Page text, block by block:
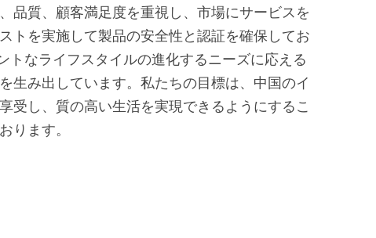
品質、顧客満足度を重視し、市場にサービスを
トを実施して製品の安全性と認証を確保してお
トなライフスタイルの進化するニーズに応える
生み出しています。私たちの目標は、中国のイ
受し、質の高い生活を実現できるようにするこ
ります。